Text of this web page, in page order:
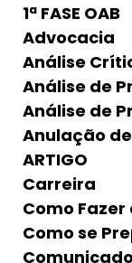
1ª FASE OAB
Advocacia
Análise
Análise de
Análise de
Anulação
ARTIGO
Carreira
Como Fazer
Como se